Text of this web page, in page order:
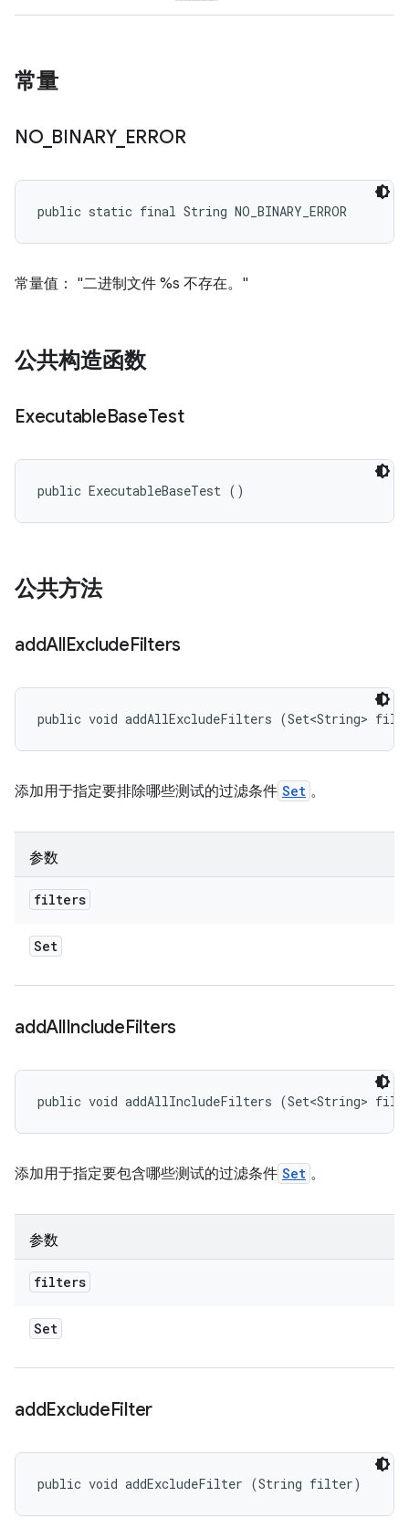
常量
NO_ BINARY_ ERROR
public static final String NO_BINARY_ERROR
常量值： "二进制文件 %s 不存在。"
公共构造函数
ExecutableBaseTest
public ExecutableBaseTest ()
公共方法
addAllExcludeFilters
public void addAllExcludeFilters (Set<String>
添加用于指定要排除哪些测试的过滤条件 Set 。
参数
filters
Set
addAllIncludeFilters
public void addAllIncludeFilters (Set<String>
添加用于指定要包含哪些测试的过滤条件 Set 。
参数
filters
Set
addExcludeFilter
public void addExcludeFilter (String filter)